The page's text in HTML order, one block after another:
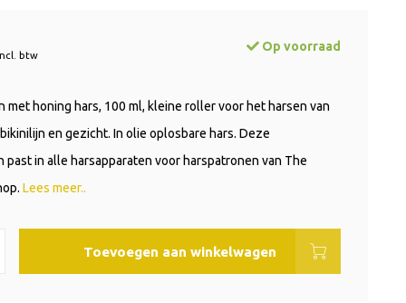
btw
Op voorraad
met honing hars, 100 ml, kleine roller voor het harsen van
en gezicht. In olie oplosbare hars. Deze
past in alle harsapparaten voor harspatronen van The
Lees meer..
Toevoegen aan winkelwagen